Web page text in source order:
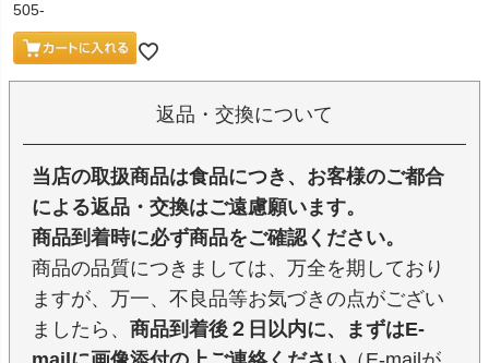
505-
返品・交換について
当店の取扱商品は食品につき、お客様のご都合
による返品・交換はご遠慮願います。
商品到着時に必ず商品をご確認ください。
商品の品質につきましては、万全を期しており
ますが、万一、不良品等お気づきの点がござい
ましたら、 商品到着後２日以内に、まずはE-